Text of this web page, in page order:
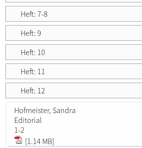
Heft: 7-8
Heft: 9
Heft: 10
Heft: 11
Heft: 12
Hofmeister, Sandra
Editorial
1-2
[1.14 MB]